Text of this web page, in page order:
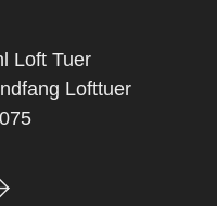
Loft Tuer
Lofttuer